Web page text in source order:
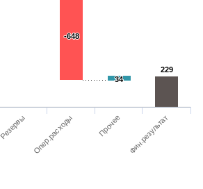
-648
-648
34
34
229
229
Резервы Опер.расходы Прочее Фин.результат